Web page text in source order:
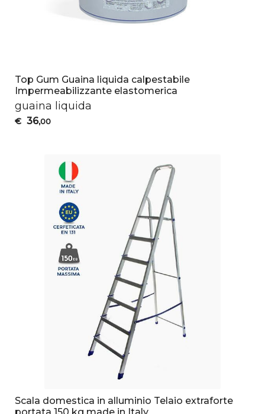
Top Gum Guaina liquida calpestabile
Impermeabilizzante elastomerica
guaina liquida
€ 36,00
Scala domestica in alluminio Telaio extraforte